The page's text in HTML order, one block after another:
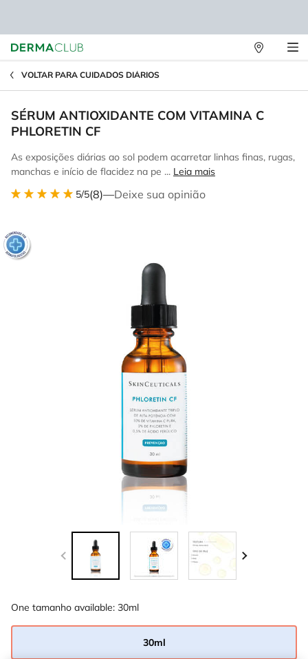
Lojas
VOLTAR PARA CUIDADOS DIÁRIOS
SÉRUM ANTIOXIDANTE COM VITAMINA C
PHLORETIN CF
As exposições diárias ao sol podem acarretar linhas finas, rugas,
manchas e início de flacidez na pe ... Leia mais
5/5(8)—Deixe sua opinião
One tamanho available: 30ml
Selected
30ml, 1 of 1